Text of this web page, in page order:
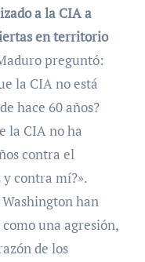
a la CIA a
en territorio
preguntó:
la CIA no está
hace 60 años?
la CIA no ha
contra el
contra mí?».
han
una agresión,
de los